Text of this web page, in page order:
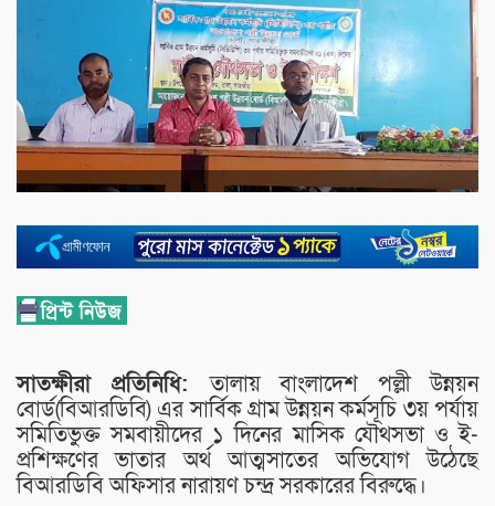
সাতক্ষীরা প্রতিনিধি:তালায় বাংলাদেশ পল্লী উন্নয়ন
বোর্ড(বিআরডিবি) এর সার্বিক গ্রাম উন্নয়ন কর্মসূচি ৩য় পর্যায়
সমিতিভুক্ত সমবায়ীদের ১ দিনের মাসিক যৌথসভা ও ই-
প্রশিক্ষণের ভাতার অর্থ আত্মসাতের অভিযোগ উঠেছে
বিআরডিবি অফিসার নারায়ণ চন্দ্র সরকারের বিরুদ্ধে।